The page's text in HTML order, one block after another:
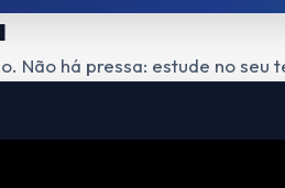
Não há pressa: estude no seu